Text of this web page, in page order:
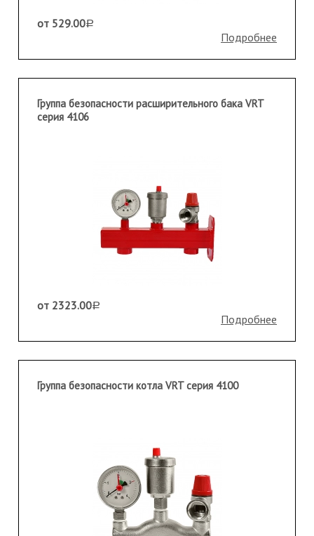
от 529.00a
Подробнее
Группа безопасности расширительного бака VRT
серия 4106
от 2323.00a
Подробнее
Группа безопасности котла VRT серия 4100